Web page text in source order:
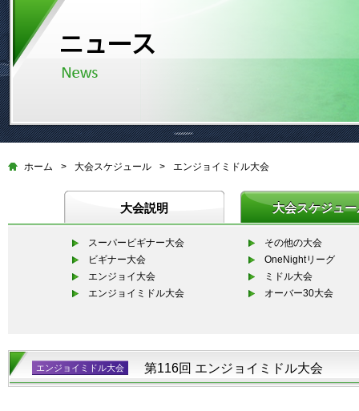
ホーム > 大会スケジュール > エンジョイミドル大会
大会説明 大会スケジュー
スーパービギナー大会
ビギナー大会
エンジョイ大会
エンジョイミドル大会
その他の大会
OneNightリーグ
ミドル大会
オーバー30大会
エンジョイミドル大会 第116回 エンジョイミドル大会